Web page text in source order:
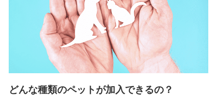
供し、金融商品等の契約を勧奨するため
アンケートやキャンペーン等の実施のため
上記に係る連絡・手続き・管理等付帯業務を行うため
5.通話録音にて取得する情報
電話対応の品質向上およびお問合せ内容の正確な把握のため
6.採用応募者の個人情報
どんな種類のペットが加入できるの？